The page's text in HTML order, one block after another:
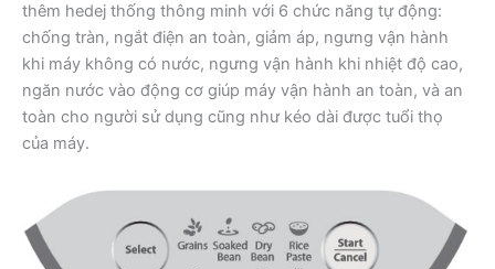
thêm hedej thống thông minh với 6 chức năng tự động:
chống tràn, ngắt điện an toàn, giảm áp, ngưng vận hành
khi máy không có nước, ngưng vận hành khi nhiệt độ cao,
ngăn nước vào động cơ giúp máy vận hành an toàn, và an
toàn cho người sử dụng cũng như kéo dài được tuổi thọ
của máy.